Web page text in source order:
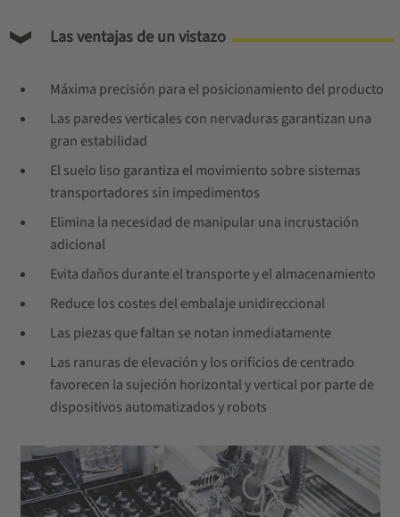
Las ventajas de un vistazo
Máxima precisión para el posicionamiento del producto
Las paredes verticales con nervaduras garantizan una
gran estabilidad
El suelo liso garantiza el movimiento sobre sistemas
transportadores sin impedimentos
Elimina la necesidad de manipular una incrustación
adicional
Evita daños durante el transporte y el almacenamiento
Reduce los costes del embalaje unidireccional
Las piezas que faltan se notan inmediatamente
Las ranuras de elevación y los orificios de centrado
favorecen la sujeción horizontal y vertical por parte de
dispositivos automatizados y robots